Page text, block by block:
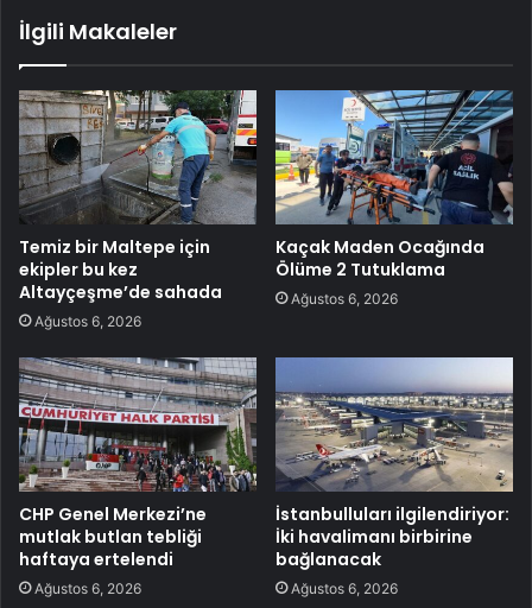
İlgili Makaleler
Temiz bir Maltepe için
ekipler bu kez
Altayçeşme’de sahada
Ağustos 6, 2026
Kaçak Maden Ocağında
Ölüme 2 Tutuklama
Ağustos 6, 2026
CHP Genel Merkezi’ne
mutlak butlan tebliği
haftaya ertelendi
Ağustos 6, 2026
İstanbulluları ilgilendiriyor:
İki havalimanı birbirine
bağlanacak
Ağustos 6, 2026